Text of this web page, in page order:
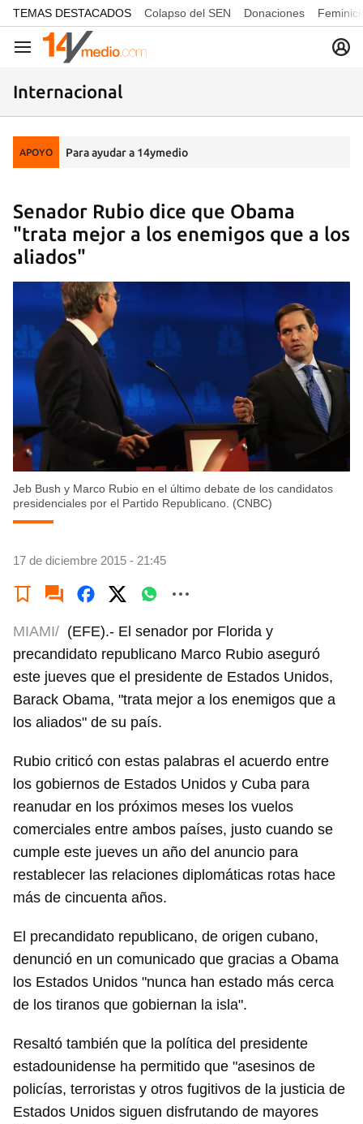
common.go-to-content
TEMAS DESTACADOS Colapso del SEN Donaciones
Navegación
Internacional
APOYO Para ayudar a 14ymedio
Senador Rubio dice que Obama
"trata mejor a los enemigos que a los
aliados"
Jeb Bush y Marco Rubio en el último debate de los candidatos
presidenciales por el Partido Republicano. (CNBC)
17 de diciembre 2015 - 21:45
MIAMI/ (EFE).- El senador por Florida y
precandidato republicano Marco Rubio aseguró
este jueves que el presidente de Estados Unidos,
Barack Obama, "trata mejor a los enemigos que a
los aliados" de su país.
Rubio criticó con estas palabras el acuerdo entre
los gobiernos de Estados Unidos y Cuba para
reanudar en los próximos meses los vuelos
comerciales entre ambos países, justo cuando se
cumple este jueves un año del anuncio para
restablecer las relaciones diplomáticas rotas hace
más de cincuenta años.
El precandidato republicano, de origen cubano,
denunció en un comunicado que gracias a Obama
los Estados Unidos "nunca han estado más cerca
de los tiranos que gobiernan la isla".
Resaltó también que la política del presidente
estadounidense ha permitido que "asesinos de
policías, terroristas y otros fugitivos de la justicia de
Estados Unidos siguen disfrutando de mayores